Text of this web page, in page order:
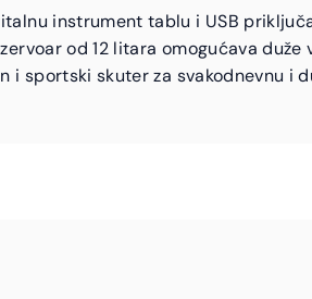
instrument tablu i USB
od 12 litara omogućava
i sportski skuter za svakodnevnu i